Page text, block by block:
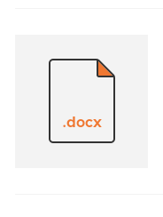
.docx